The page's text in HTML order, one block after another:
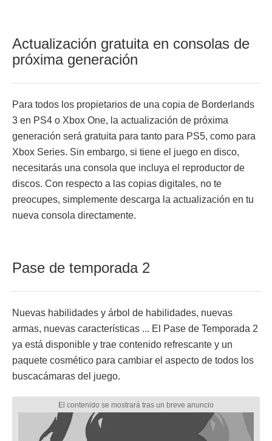
Actualización gratuita en consolas de
próxima generación
Para todos los propietarios de una copia de Borderlands
3 en PS4 o Xbox One, la actualización de próxima
generación será gratuita para tanto para PS5, como para
Xbox Series. Sin embargo, si tiene el juego en disco,
necesitarás una consola que incluya el reproductor de
discos. Con respecto a las copias digitales, no te
preocupes, simplemente descarga la actualización en tu
nueva consola directamente.
Pase de temporada 2
Nuevas habilidades y árbol de habilidades, nuevas
armas, nuevas características ... El Pase de Temporada 2
ya está disponible y trae contenido refrescante y un
paquete cosmético para cambiar el aspecto de todos los
buscacámaras del juego.